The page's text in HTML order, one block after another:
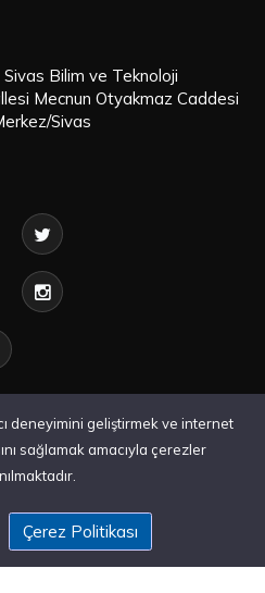
Bilim ve Teknoloji
Mecnun Otyakmaz Caddesi
Sivas
deneyimini geliştirmek ve internet
sağlamak amacıyla çerezler
Çerez Politikası